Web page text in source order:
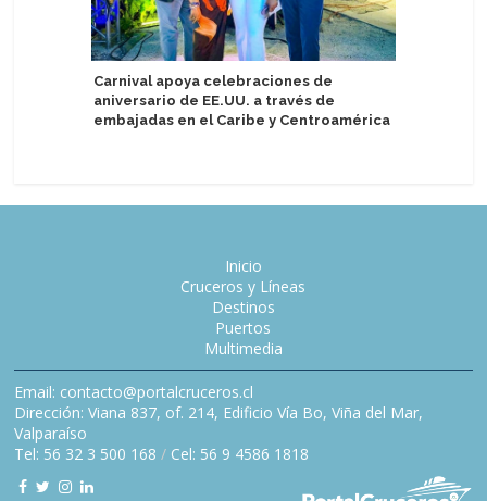
Carnival apoya celebraciones de
aniversario de EE.UU. a través de
embajadas en el Caribe y Centroamérica
Inicio
Cruceros y Líneas
Destinos
Puertos
Multimedia
Email: contacto@portalcruceros.cl
Dirección: Viana 837, of. 214, Edificio Vía Bo, Viña del Mar,
Valparaíso
Tel: 56 32 3 500 168 / Cel: 56 9 4586 1818